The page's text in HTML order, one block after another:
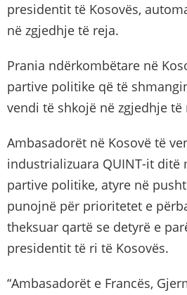
presidentit të Kosovës,
në zgjedhje të reja.
Prania ndërkombëtare në
partive politike që të
vendi të shkojë në zgjedhje të
Ambasadorët në Kosovë të
industrializuara QUINT-it ditë
partive politike, atyre në
punojnë për prioritetet e
theksuar qartë se detyrë e
presidentit të ri të Kosovës.
“Ambasadorët e Francës,